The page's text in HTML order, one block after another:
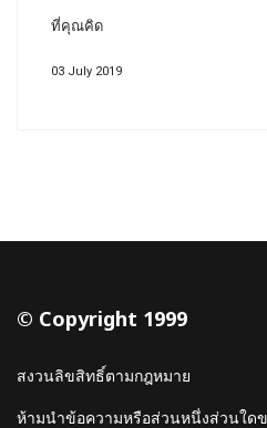
ที่คุณคิด
03 July 2019
© Copyright 1999
สงวนลิขสิทธิ์ตามกฎหมาย
ห้ามนำข้อความหรือส่วนหนึ่งส่วนใด